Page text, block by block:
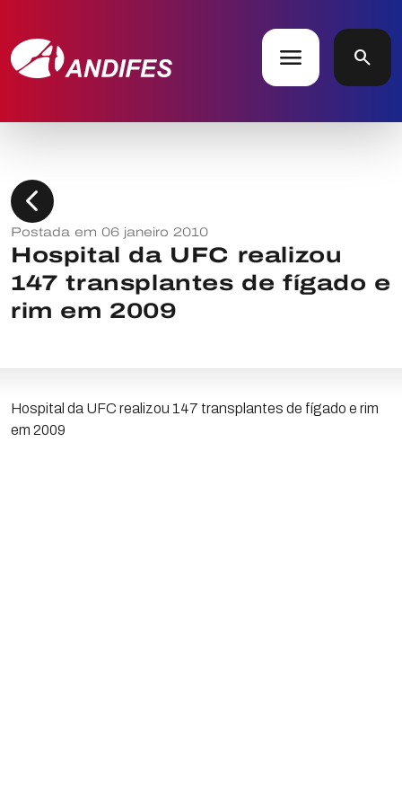
menu search
chevron_left
Postada em 06 janeiro 2010
Hospital da UFC realizou
147 transplantes de fígado e
rim em 2009
Hospital da UFC realizou 147 transplantes de fígado e rim
em 2009